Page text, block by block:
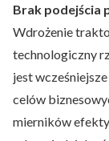
Brak podejścia
Wdrożenie
technologiczny
jest
celów
mierników